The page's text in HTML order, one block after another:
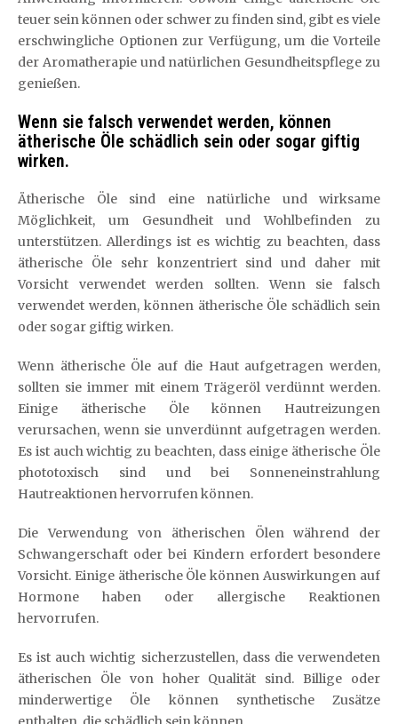
teuer sein können oder schwer zu finden sind, gibt es viele
erschwingliche Optionen zur Verfügung, um die Vorteile
der Aromatherapie und natürlichen Gesundheitspflege zu
genießen.
Wenn sie falsch verwendet werden, können
ätherische Öle schädlich sein oder sogar giftig
wirken.
Ätherische Öle sind eine natürliche und wirksame
Möglichkeit, um Gesundheit und Wohlbefinden zu
unterstützen. Allerdings ist es wichtig zu beachten, dass
ätherische Öle sehr konzentriert sind und daher mit
Vorsicht verwendet werden sollten. Wenn sie falsch
verwendet werden, können ätherische Öle schädlich sein
oder sogar giftig wirken.
Wenn ätherische Öle auf die Haut aufgetragen werden,
sollten sie immer mit einem Trägeröl verdünnt werden.
Einige ätherische Öle können Hautreizungen
verursachen, wenn sie unverdünnt aufgetragen werden.
Es ist auch wichtig zu beachten, dass einige ätherische Öle
phototoxisch sind und bei Sonneneinstrahlung
Hautreaktionen hervorrufen können.
Die Verwendung von ätherischen Ölen während der
Schwangerschaft oder bei Kindern erfordert besondere
Vorsicht. Einige ätherische Öle können Auswirkungen auf
Hormone haben oder allergische Reaktionen
hervorrufen.
Es ist auch wichtig sicherzustellen, dass die verwendeten
ätherischen Öle von hoher Qualität sind. Billige oder
minderwertige Öle können synthetische Zusätze